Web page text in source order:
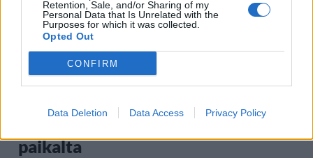
Retention, Sale, and/or Sharing of my
Personal Data that Is Unrelated with the
Purposes for which it was collected.
Opted Out
CONFIRM
Data Deletion Data Access Privacy Policy
VIIHDEUUTISET
Suolikaasun tuoksu levisi Spider-
Man -näytöksessä – yleisö poistui
paikalta